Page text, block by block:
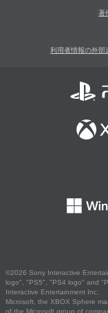
著
利用者情報の外部
©2026 Sony Interactive
logo", "PS5", "PS4 logo" and
Interactive Entertainment Inc.
Microsoft, the XBOX Sphere
of the Microsoft group of